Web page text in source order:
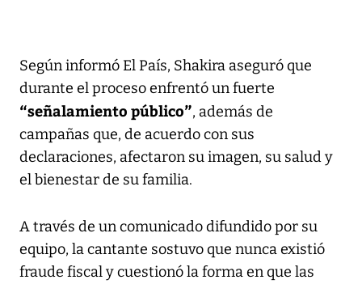
Según informó El País, Shakira aseguró que
durante el proceso enfrentó un fuerte
“señalamiento público”, además de
campañas que, de acuerdo con sus
declaraciones, afectaron su imagen, su salud y
el bienestar de su familia.
A través de un comunicado difundido por su
equipo, la cantante sostuvo que nunca existió
fraude fiscal y cuestionó la forma en que las